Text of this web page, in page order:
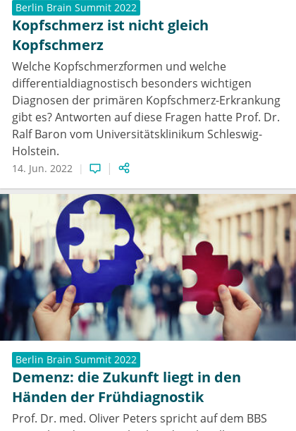
Berlin Brain Summit 2022
Kopfschmerz ist nicht gleich
Kopfschmerz
Welche Kopfschmerzformen und welche
differentialdiagnostisch besonders wichtigen
Diagnosen der primären Kopfschmerz-Erkrankung
gibt es? Antworten auf diese Fragen hatte Prof. Dr.
Ralf Baron vom Universitätsklinikum Schleswig-
Holstein.
14. Jun. 2022
Berlin Brain Summit 2022
Demenz: die Zukunft liegt in den
Händen der Frühdiagnostik
Prof. Dr. med. Oliver Peters spricht auf dem BBS